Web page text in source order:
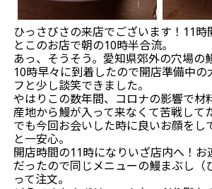
ひっさびさの来店でございます！11時
とこのお店で朝の10時半合流。
あっ、そうそう。愛知県郊外の穴場の
10時早々に到着したので開店準備中の
フと少し談笑できました。
やはりこの数年間、コロナの影響で材
産地から鰻が入って来なくて苦戦して
でも今回お会いした時に良いお顔をし
と一安心。
開店時間の11時になりいざ店内へ！お
だったので同じメニューの鰻まぶし（
って注文。